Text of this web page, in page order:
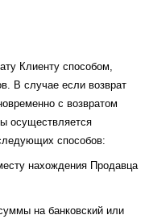
Клиенту способом,
В случае если возврат
с возвратом
осуществляется
способов:
нахождения Продавца
на банковский или